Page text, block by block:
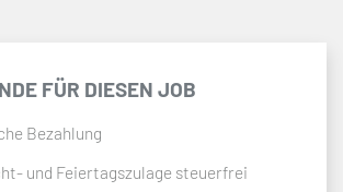
FÜR DIESEN JOB
Bezahlung
und Feiertagszulage steuerfrei